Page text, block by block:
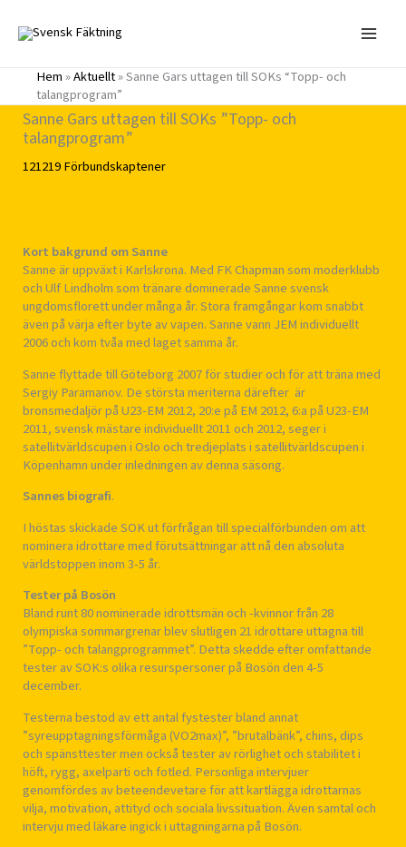
innehåll
Hem»Aktuellt»Sanne Gars uttagen till SOKs “Topp- och
talangprogram”
Sanne Gars uttagen till SOKs ”Topp- och
talangprogram”
121219Förbundskaptener
Kort bakgrund om Sanne
Sanne är uppväxt i Karlskrona. Med FK Chapman som moderklubb
och Ulf Lindholm som tränare dominerade Sanne svensk
ungdomsflorett under många år. Stora framgångar kom snabbt
även på värja efter byte av vapen. Sanne vann JEM individuellt
2006 och kom tvåa med laget samma år.
Sanne flyttade till Göteborg 2007 för studier och för att träna med
Sergiy Paramanov. De största meriterna därefter är
bronsmedaljör på U23-EM 2012, 20:e på EM 2012, 6:a på U23-EM
2011, svensk mästare individuellt 2011 och 2012, seger i
satellitvärldscupen i Oslo och tredjeplats i satellitvärldscupen i
Köpenhamn under inledningen av denna säsong.
Sannes biografi.
I höstas skickade SOK ut förfrågan till specialförbunden om att
nominera idrottare med förutsättningar att nå den absoluta
världstoppen inom 3-5 år.
Tester på Bosön
Bland runt 80 nominerade idrottsmän och -kvinnor från 28
olympiska sommargrenar blev slutligen 21 idrottare uttagna till
”Topp- och talangprogrammet”. Detta skedde efter omfattande
tester av SOK:s olika resurspersoner på Bosön den 4-5
december.
Testerna bestod av ett antal fystester bland annat
”syreupptagningsförmåga (VO2max)”, ”brutalbänk”, chins, dips
och spänsttester men också tester av rörlighet och stabilitet i
höft, rygg, axelparti och fotled. Personliga intervjuer
genomfördes av beteendevetare för att kartlägga idrottarnas
vilja, motivation, attityd och sociala livssituation. Även samtal och
intervju med läkare ingick i uttagningarna på Bosön.